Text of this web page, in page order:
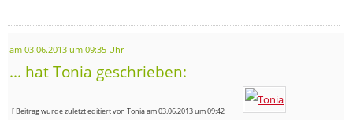
am 03.06.2013 um 09:35 Uhr
... hat Tonia geschrieben:
[ Beitrag wurde zuletzt editiert von Tonia am 03.06.2013 um 09:42